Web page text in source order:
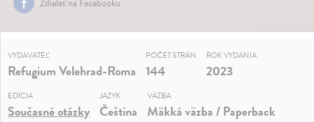
Zdielať na Facebooku
VYDAVATEĽ
Refugium Velehrad-Roma
POČET STRÁN
144
ROK VYDANIA
2023
EDÍCIA
Současné otázky
JAZYK
Čeština
VÄZBA
Mäkká väzba / Paperback